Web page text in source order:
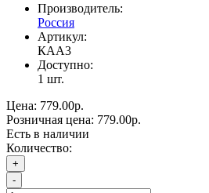
Производитель:
Россия
Артикул:
КАА3
Доступно:
1 шт.
Цена: 779.00р.
Розничная цена: 779.00р.
Есть в наличии
Количество:
+
-